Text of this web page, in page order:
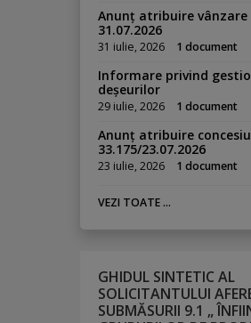
Anunț atribuire
31.07.2026
31 iulie, 2026 1 document
Informare privind
deșeurilor
29 iulie, 2026 1 document
Anunț atribuire
33.175/23.07.2026
23 iulie, 2026 1 document
VEZI TOATE ...
GHIDUL SINTETIC AL
SOLICITANTULUI
SUBMĂSURII 9.1 „